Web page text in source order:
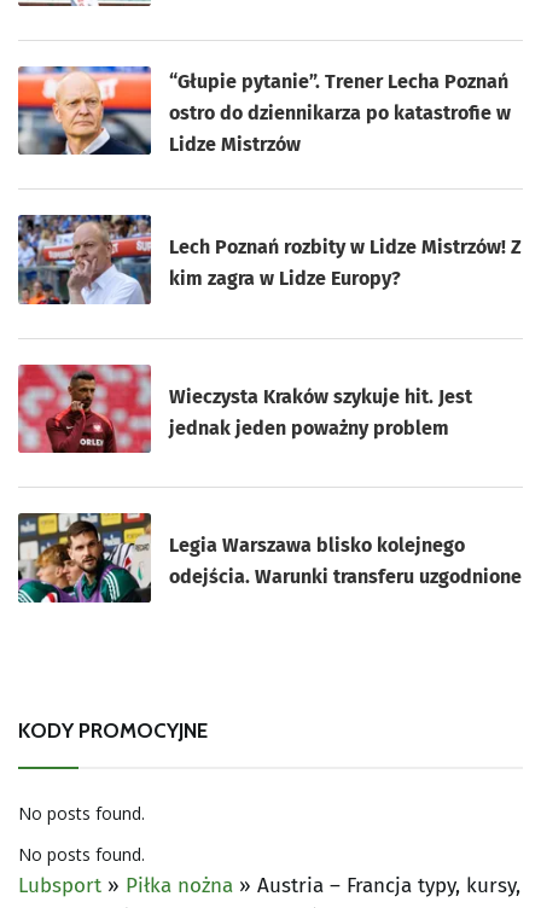
“Głupie pytanie”. Trener Lecha Poznań
ostro do dziennikarza po katastrofie w
Lidze Mistrzów
Lech Poznań rozbity w Lidze Mistrzów! Z
kim zagra w Lidze Europy?
Wieczysta Kraków szykuje hit. Jest
jednak jeden poważny problem
Legia Warszawa blisko kolejnego
odejścia. Warunki transferu uzgodnione
KODY PROMOCYJNE
No posts found.
No posts found.
Lubsport » Piłka nożna » Austria – Francja typy, kursy,